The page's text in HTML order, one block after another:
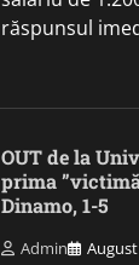
răspunsul
OUT de la
prima
Dinamo, 1-5
Admin